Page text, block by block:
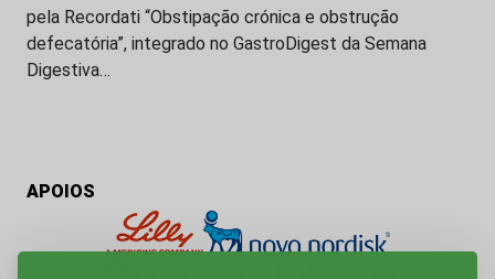
pela Recordati “Obstipação crónica e obstrução
defecatória”, integrado no GastroDigest da Semana
Digestiva…
APOIOS